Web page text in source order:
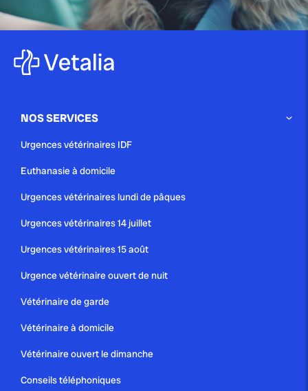
publié le 29 avril 2025
ce cancer fréquent...
publié le 29 avril 2025
guide complet...
NOS SERVICES
Urgences vétérinaires IDF
Euthanasie à domicile
Urgences vétérinaires lundi de pâques
Urgences vétérinaires 14 juillet
Urgences vétérinaires 15 août
Urgence vétérinaire ouvert de nuit
Vétérinaire de garde
Vétérinaire à domicile
Vétérinaire ouvert le dimanche
Conseils téléphoniques